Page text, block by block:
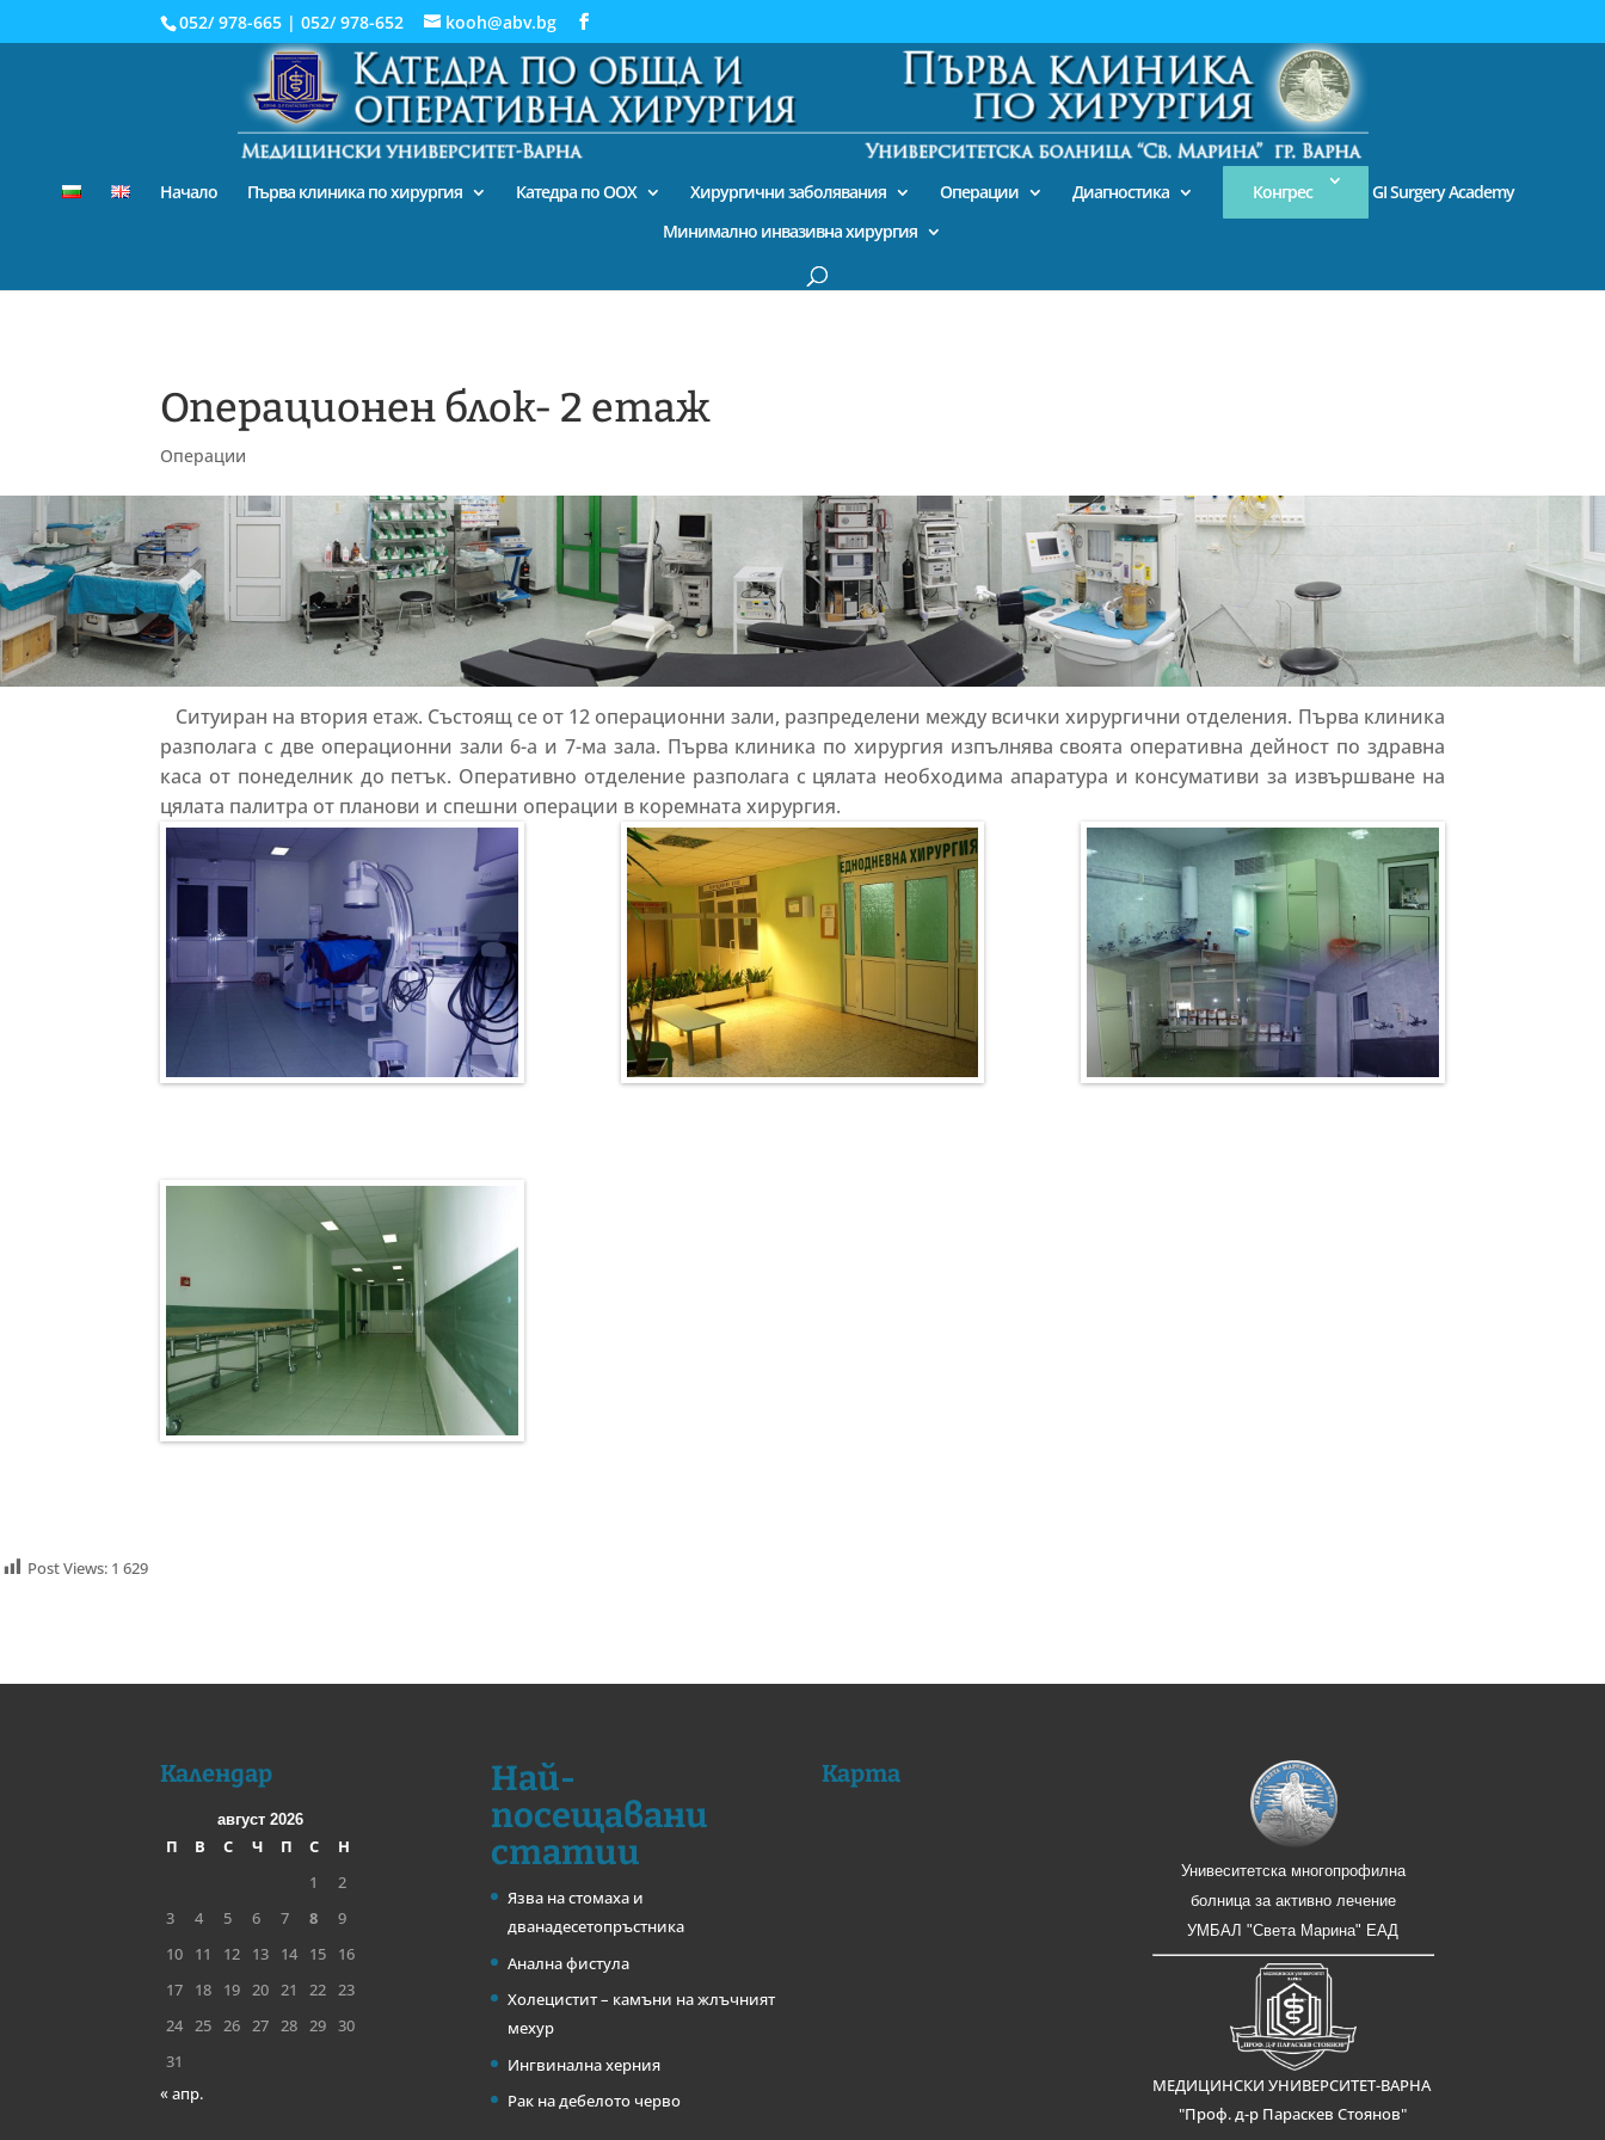
052/ 978-665 |052/ 978-652 kooh@abv.bg
Начало Първа клиника по хирургия Катедра по ООХ Хирургични заболявания Операции Диагностика Конгрес
GI Surgery Academy
Минимално инвазивна хирургия
Операционен блок- 2 етаж
Операции
Ситуиран на втория етаж. Състоящ се от 12 операционни зали, разпределени между всички хирургични отделения. Първа клиника
разполага с две операционни зали 6-а и 7-ма зала. Първа клиника по хирургия изпълнява своята оперативна дейност по здравна
каса от понеделник до петък. Оперативно отделение разполага с цялата необходима апаратура и консумативи за извършване на
цялата палитра от планови и спешни операции в коремната хирургия.
Post Views: 1 629
Календар
август 2026
П В С Ч П С
Н
1
2
3
4 5 6 7 8
9
10
11 12 13 14 15
16
17
18 19 20 21 22 23
24 25 26 27 28 29 30
31
« апр.
Най-
посещавани
статии
Язва на стомаха и
дванадесетопръстника
Анална фистула
Холецистит – камъни на жлъчният
мехур
Ингвинална херния
Рак на дебелото черво
Карта
Унивеситетска многопрофилна
болница за активно лечение
УМБАЛ "Света Марина" ЕАД
МЕДИЦИНСКИ УНИВЕРСИТЕТ-ВАРНА
"Проф. д-р Параскев Стоянов"